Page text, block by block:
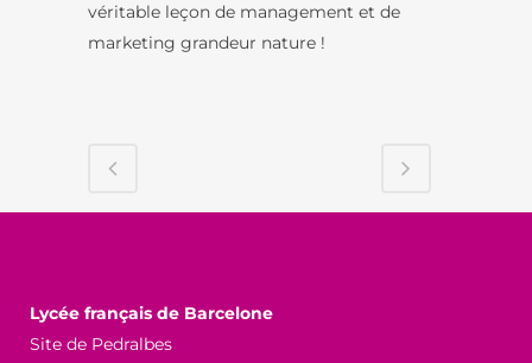
véritable leçon de management et de
marketing grandeur nature !
Lycée français de Barcelone
Site de Pedralbes